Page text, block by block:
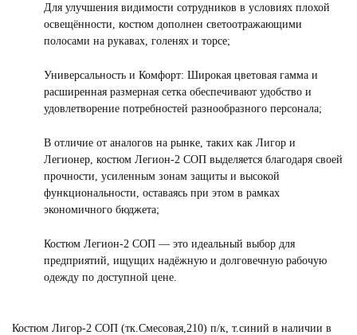
Для улучшения видимости сотрудников в условиях плохой
освещённости, костюм дополнен светоотражающими
полосами на рукавах, голенях и торсе;
Универсальность и Комфорт: Широкая цветовая гамма и
расширенная размерная сетка обеспечивают удобство и
удовлетворение потребностей разнообразного персонала;
В отличие от аналогов на рынке, таких как Лигор и
Легионер, костюм Легион-2 СОП выделяется благодаря своей
прочности, усиленным зонам защиты и высокой
функциональности, оставаясь при этом в рамках
экономичного бюджета;
Костюм Легион-2 СОП — это идеальный выбор для
предприятий, ищущих надёжную и долговечную рабочую
одежду по доступной цене.
Костюм Лигор-2 СОП (тк.Смесовая,210) п/к, т.синий в наличии в